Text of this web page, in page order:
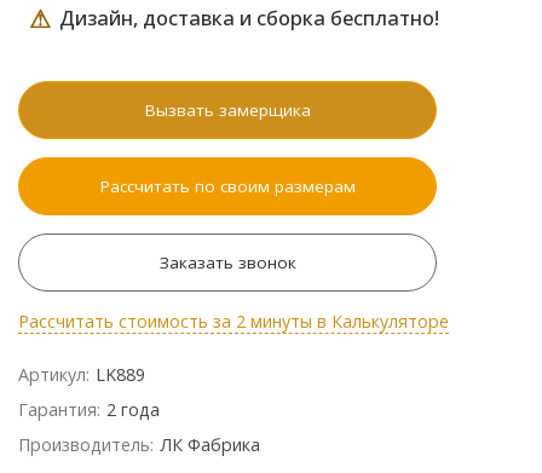
⚠ Дизайн, доставка и сборка бесплатно!
Вызвать замерщика
Рассчитать по своим размерам
Заказать звонок
Рассчитать стоимость за 2 минуты в Калькуляторе
Артикул: LK889
Гарантия: 2 года
Производитель: ЛК Фабрика